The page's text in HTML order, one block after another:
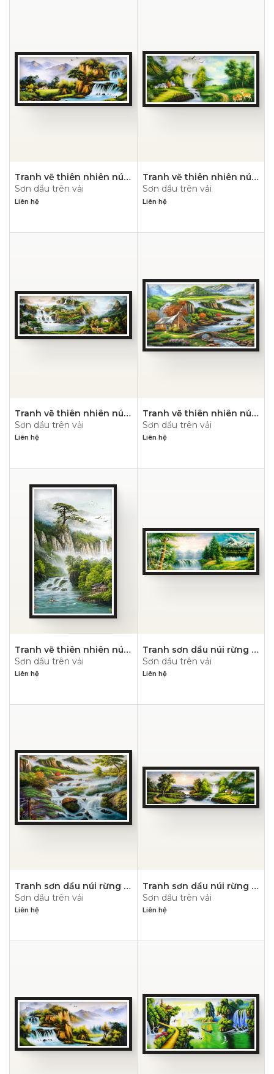
Tranh vẽ thiên nhiên núi
hùng vỹ- PN1119
Sơn dầu trên vải
Liên hệ
Tranh vẽ thiên nhiên núi
hùng vỹ- PN1118
Sơn dầu trên vải
Liên hệ
Tranh vẽ thiên nhiên núi
hùng vỹ- PN1117
Sơn dầu trên vải
Liên hệ
Tranh vẽ thiên nhiên núi
hùng vỹ- PN1116
Sơn dầu trên vải
Liên hệ
Tranh vẽ thiên nhiên núi
hùng vỹ- PN1115
Sơn dầu trên vải
Liên hệ
Tranh sơn dầu núi rừng –
PN1114
Sơn dầu trên vải
Liên hệ
Tranh sơn dầu núi rừng –
PN1113
Sơn dầu trên vải
Liên hệ
Tranh sơn dầu núi rừng –
PN1112
Sơn dầu trên vải
Liên hệ